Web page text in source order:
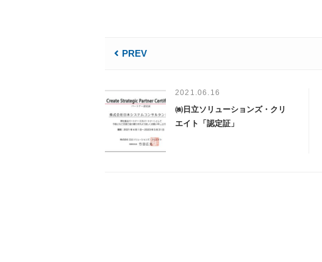
PREV
2021.06.16
㈱日立ソリューションズ・クリ
エイト「認定証」